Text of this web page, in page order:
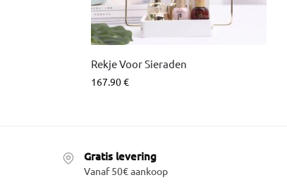
Rekje Voor Sieraden
167.90€
Gratis levering
Vanaf 50€ aankoop